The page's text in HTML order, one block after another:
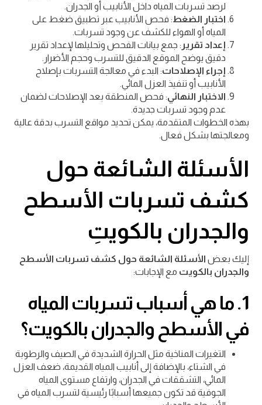
لرصد تسربات المياه داخل الأنابيب أو الجدران.
اختبار الضغط: فحص الأنابيب عبر تطبيق ضغط على
المياه أو الهواء للكشف عن وجود تسربات.
إعداد تقرير : جمع بيانات الفحص وتحليلها لإعداد تقرير
دقيق يوضح الموقع الدقيق للتسرب وحجم الأضرار.
إجراء الإصلاحات: البدء في معالجة التسربات بإصلاح
الأنابيب أو تنفيذ العزل المائي.
الاختبار النهائي: فحص المنطقة بعد الإصلاحات لضمان
عدم وجود تسربات جديدة.
بهذه الخطوات المتقدمة، يمكن تحديد مواقع التسرب بدقة عالية
ومعالجتها بشكل فعال.
الأسئلة الشائعة حول
كشف تسربات الأسطح
والجدران بالكويتِ
إليك بعض الأسئلة الشائعة حول كشف تسربات الأسطح
والجدران بالكويت مع الإجابات:
1. ما هي أسباب تسربات المياه
في الأسطح والجدران بالكويت؟
التغيرات المناخية مثل الحرارة الشديدة في الصيف والرطوبة
في الشتاء، بالإضافة إلى أنابيب المياه القديمة، ضعف العزل
المائي، التشققات في الجدران، وارتفاع مستوى المياه
الجوفية قد تكون جميعها أسبابًا رئيسية لتسرب المياه في